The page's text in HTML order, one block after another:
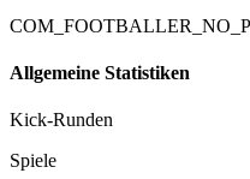
Allgemeine Statistiken
Kick-Runden
Spiele